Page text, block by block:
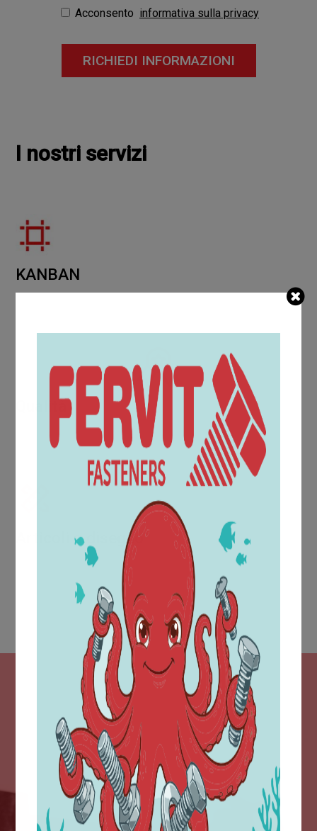
Acconsento informativa sulla privacy
RICHIEDI INFORMAZIONI
I nostri servizi
KANBAN
magazzino e abbattere i costi di gestione
Qualità
La prova del raggiungimento di una qualità crescente
viene da riconoscimenti e certificazioni come la UNI EN
ISO 9001:2015.
Articoli a disegno
All'interno dell'ufficio acquisti è collocata l'area tecnica
che dispone di un moderno sistema di progettazione
CAD, il quale consente di realizzare i disegni dei
particolari, in conformità alle richieste del cliente.
+5M
Prodotti venduti